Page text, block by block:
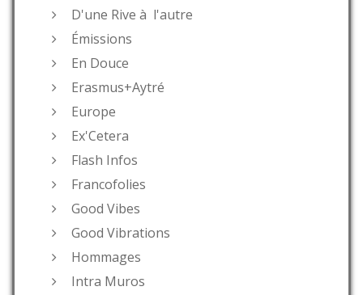
D'une Rive à l'autre
Émissions
En Douce
Erasmus+Aytré
Europe
Ex'Cetera
Flash Infos
Francofolies
Good Vibes
Good Vibrations
Hommages
Intra Muros